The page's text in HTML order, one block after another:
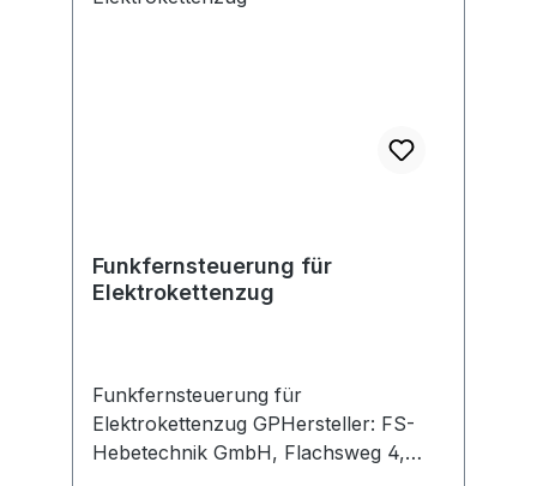
Trägerflansch ist eine Anpassung bis
McKinnon EMEA GmbH, Yale Allee
Funkfernsteuerung für
Elektrokettenzug
Funkfernsteuerung für
Elektrokettenzug GPHersteller: FS-
Hebetechnik GmbH, Flachsweg 4,